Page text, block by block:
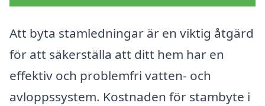
Att byta stamledningar är en viktig åtgärd
för att säkerställa att ditt hem har en
effektiv och problemfri vatten- och
avloppssystem. Kostnaden för stambyte i